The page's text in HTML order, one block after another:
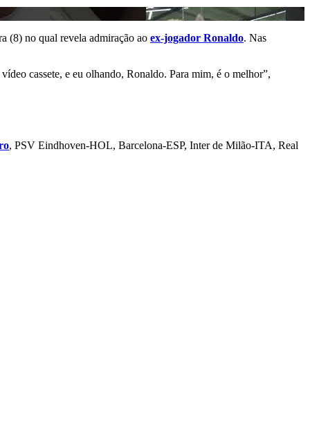
(8) no qual revela admiração ao ex-jogador Ronaldo. Nas
cassete, e eu olhando, Ronaldo. Para mim, é o melhor”,
, PSV Eindhoven-HOL, Barcelona-ESP, Inter de Milão-ITA, Real